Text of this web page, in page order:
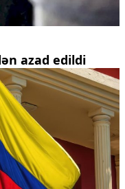
azad edildi